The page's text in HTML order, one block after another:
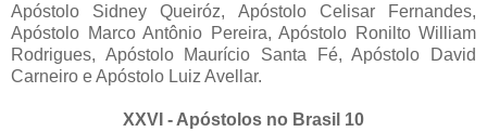
Apóstolo Sidney Queiróz, Apóstolo Celisar Fernandes,
Apóstolo Marco Antônio Pereira, Apóstolo Ronilto William
Rodrigues, Apóstolo Maurício Santa Fé, Apóstolo David
Carneiro e Apóstolo Luiz Avellar.
XXVI - Apóstolos no Brasil 10